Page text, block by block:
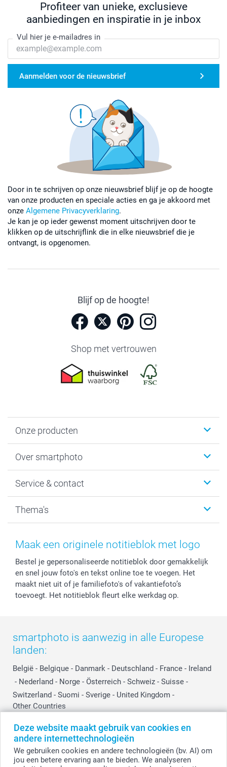
Deze website maakt gebruik van cookies en
andere internettechnologieën
We gebruiken cookies en andere technologieën (bv. AI) om
jou een betere ervaring aan te bieden. We analyseren
Profiteer van unieke, exclusieve
aanbiedingen en inspiratie in je inbox
Vul hier je e-mailadres in
Aanmelden voor de nieuwsbrief
Door in te schrijven op onze nieuwsbrief blijf je op de hoogte
van onze producten en speciale acties en ga je akkoord met
onze Algemene Privacyverklaring.
Je kan je op ieder gewenst moment uitschrijven door te
klikken op de uitschrijflink die in elke nieuwsbrief die je
ontvangt, is opgenomen.
Blijf op de hoogte!
Shop met vertrouwen
Onze producten
Fotoboeken
Fotocadeaus
Kaarten
Over smartphoto
Vacatures
Bestelproces
Herroepingsrecht
Cookiebeleid
Reviews
Prijslijst
Service & contact
Tevredenheidsgarantie
Mijn orderstatus
smartfriends
service@smartphoto.nl
Affiliate partnerprogramma
Thema's
Baby
Vaderdag
Huwelijk
Maak een originele notitieblok met logo
Bestel je gepersonaliseerde notitieblok door gemakkelijk
en snel jouw foto's en tekst online toe te voegen. Het
maakt niet uit of je familiefoto's of vakantiefoto’s
toevoegt. Het notitieblok fleurt elke werkdag op.
smartphoto is aanwezig in alle Europese
landen:
België - Belgique - Danmark - Deutschland - France - Ireland
- Nederland - Norge - Österreich - Schweiz - Suisse -
Switzerland - Suomi - Sverige - United Kingdom -
Other Countries
Alle prijzen zijn in EURO (€) inclusief BTW en exclusief verzendkosten.